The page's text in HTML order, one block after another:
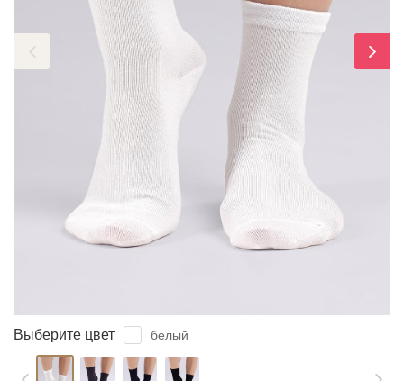
Выберите цвет белый